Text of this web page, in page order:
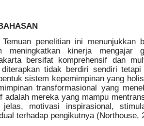
Temuan penelitian ini menunjukkan
meningkatkan kinerja
bersifat komprehensif dan
tidak berdiri sendiri
sistem kepemimpinan yang
transformasional yang
adalah mereka yang mampu
jelas, motivasi inspirasional,
terhadap pengikutnya (Northouse,